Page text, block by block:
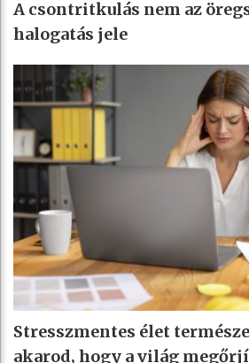
A csontritkulás nem az
halogatás jele
Stresszmentes élet
akarod, hogy a világ